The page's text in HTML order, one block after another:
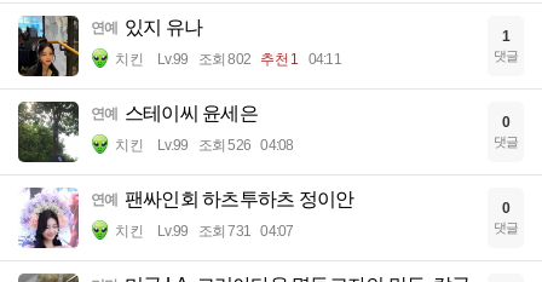
연예 있지 유나
치킨 Lv.99 조회 802 추천 1 04:11
1
댓글
연예 스테이씨 윤세은
치킨 Lv.99 조회 526 04:08
0
댓글
연예 팬싸인회 하츠투하츠 정이안
치킨 Lv.99 조회 731 04:07
0
댓글